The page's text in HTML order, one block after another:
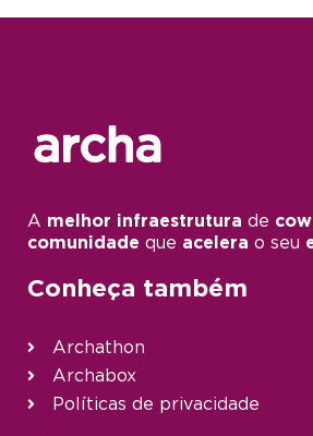
A melhor infraestrutura de
comunidade que acelera o seu
Conheça também
Archathon
Archabox
Políticas de privacidade